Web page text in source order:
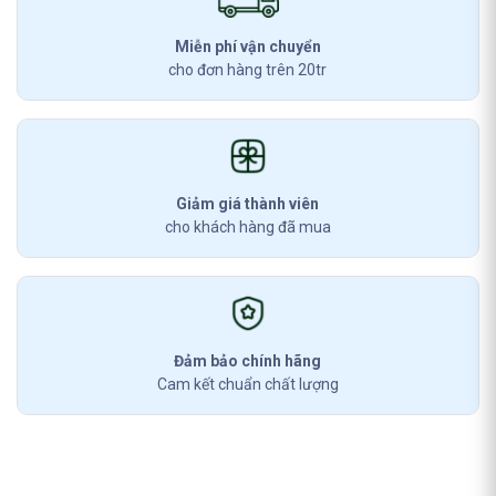
Miễn phí vận chuyển
cho đơn hàng trên 20tr
Giảm giá thành viên
cho khách hàng đã mua
Đảm bảo chính hãng
Cam kết chuẩn chất lượng